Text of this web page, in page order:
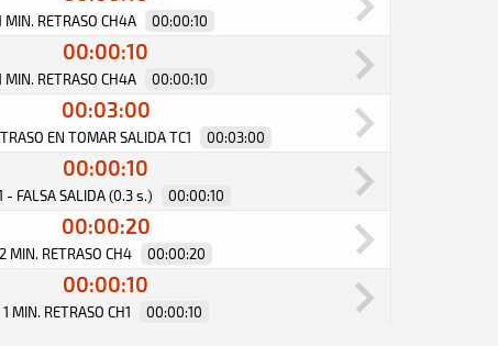
MIN. RETRASO CH4A 00:00:10
00:00:10
MIN. RETRASO CH4A 00:00:10
00:03:00
EN TOMAR SALIDA TC1 00:03:00
00:00:10
- FALSA SALIDA (0.3 s.) 00:00:10
00:00:20
2 MIN. RETRASO CH4 00:00:20
00:00:10
1 MIN. RETRASO CH1 00:00:10